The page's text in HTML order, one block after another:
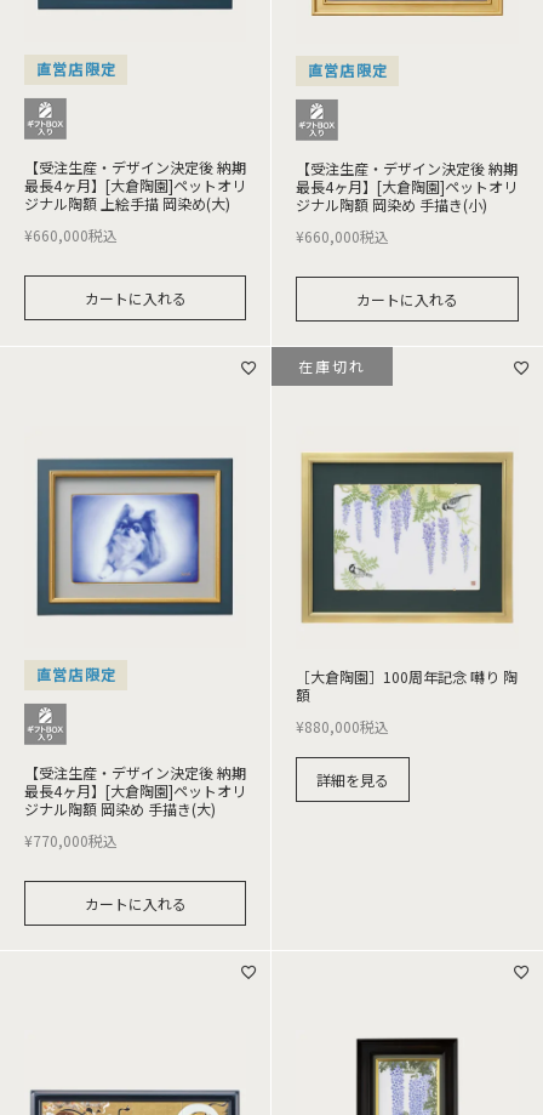
直営店限定
【受注生産・デザイン決定後 納期
最長4ヶ月】[大倉陶園]ペットオリ
ジナル陶額 上絵手描 岡染め(大)
¥660,000税込
カートに入れる
直営店限定
【受注生産・デザイン決定後 納期
最長4ヶ月】[大倉陶園]ペットオリ
ジナル陶額 岡染め 手描き(小)
¥660,000税込
カートに入れる
直営店限定
【受注生産・デザイン決定後 納期
最長4ヶ月】[大倉陶園]ペットオリ
ジナル陶額 岡染め 手描き(大)
¥770,000税込
カートに入れる
［大倉陶園］100周年記念 囀り 陶
額
¥880,000税込
詳細を見る
在庫切れ